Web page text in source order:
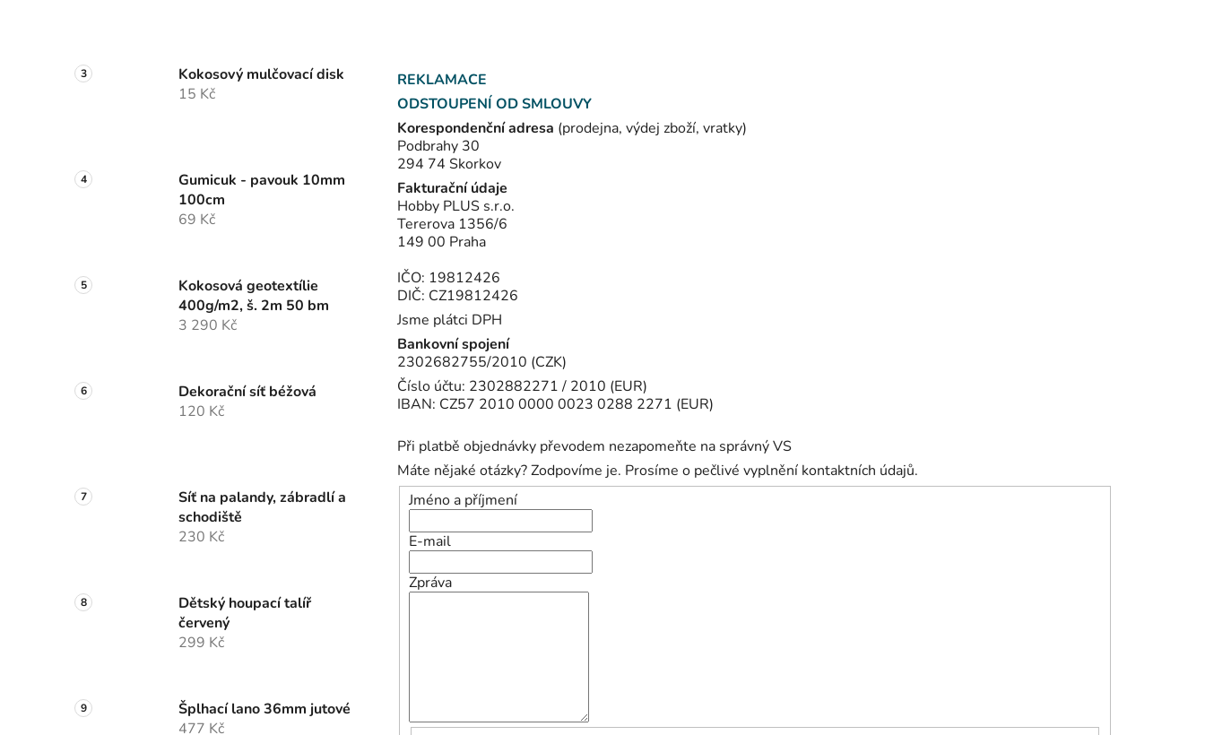
Kokosový mulčovací disk
15 Kč
Gumicuk - pavouk 10mm
100cm
69 Kč
Kokosová geotextílie
400g/m2, š. 2m 50 bm
3 290 Kč
Dekorační síť béžová
120 Kč
Síť na palandy, zábradlí a
schodiště
230 Kč
Dětský houpací talíř
červený
299 Kč
Šplhací lano 36mm jutové
477 Kč
REKLAMACE
ODSTOUPENÍ OD SMLOUVY
Korespondenční adresa (prodejna, výdej zboží, vratky)
Podbrahy 30
294 74 Skorkov
Fakturační údaje
Hobby PLUS s.r.o.
Tererova 1356/6
149 00 Praha
IČO: 19812426
DIČ: CZ19812426
Jsme plátci DPH
Bankovní spojení
2302682755/2010 (CZK)
Číslo účtu: 2302882271 / 2010 (EUR)
IBAN: CZ57 2010 0000 0023 0288 2271 (EUR)
Při platbě objednávky převodem nezapomeňte na správný VS
Máte nějaké otázky? Zodpovíme je. Prosíme o pečlivé vyplnění kontaktních údajů.
Jméno a příjmení
E-mail
Zpráva